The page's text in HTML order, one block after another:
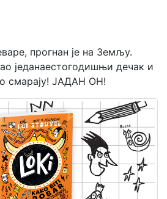
прогнан је на Земљу.
једанаестогодишњи дечак и
смарају! ЈАДАН ОН!